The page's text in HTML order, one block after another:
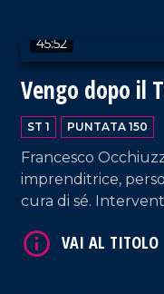
45:52
Vengo dopo il
ST 1 PUNTATA 150
Francesco
imprenditrice,
cura di sé.
Nostra Signora
VAI AL TITOLO